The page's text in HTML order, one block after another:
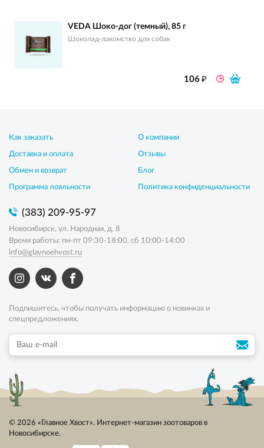
VEDA Шоко-дог (темный), 85 г
Шоколад-лакомство для собак
106₽
Как заказать
Доставка и оплата
Обмен и возврат
Программа лояльности
О компании
Отзывы
Блог
Политика конфиденциальности
(383) 209-95-97
Новосибирск, ул. Народная, д. 8
Время работы: пн-пт 09:30-18:00, сб 10:00-14:00
info@glavnoehvost.ru
Подпишитесь, чтобы получать информацию о новинках и
спецпредложениях.
© 2026 «Главное Хвост». Интернет-магазин зоотоваров в
Новосибирске.